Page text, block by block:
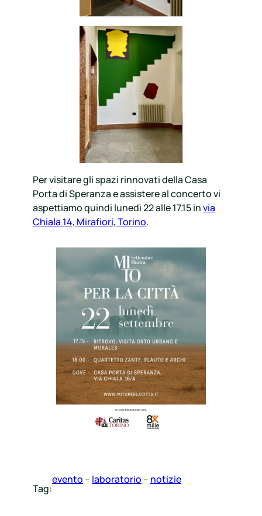
Per visitare gli spazi rinnovati della Casa
Porta di Speranza e assistere al concerto vi
aspettiamo quindi lunedì 22 alle 17.15 invia
Chiala 14, Mirafiori, Torino.
Tag:
evento – laboratorio – notizie